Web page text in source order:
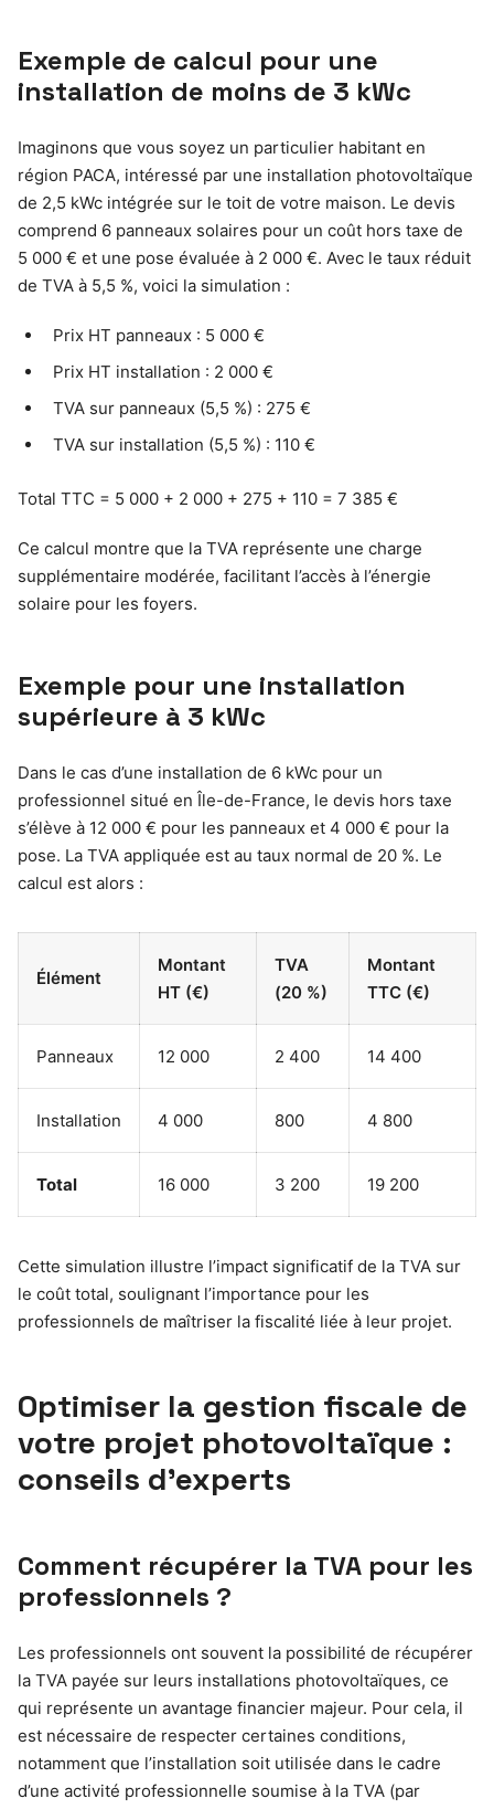
Exemple de calcul pour une
installation de moins de 3 kWc
Imaginons que vous soyez un particulier habitant en
région PACA, intéressé par une installation photovoltaïque
de 2,5 kWc intégrée sur le toit de votre maison. Le devis
comprend 6 panneaux solaires pour un coût hors taxe de
5 000 € et une pose évaluée à 2 000 €. Avec le taux réduit
de TVA à 5,5 %, voici la simulation :
Prix HT panneaux : 5 000 €
Prix HT installation : 2 000 €
TVA sur panneaux (5,5 %) : 275 €
TVA sur installation (5,5 %) : 110 €
Total TTC = 5 000 + 2 000 + 275 + 110 = 7 385 €
Ce calcul montre que la TVA représente une charge
supplémentaire modérée, facilitant l’accès à l’énergie
solaire pour les foyers.
Exemple pour une installation
supérieure à 3 kWc
Dans le cas d’une installation de 6 kWc pour un
professionnel situé en Île-de-France, le devis hors taxe
s’élève à 12 000 € pour les panneaux et 4 000 € pour la
pose. La TVA appliquée est au taux normal de 20 %. Le
calcul est alors :
Élément
Montant
HT (€)
TVA
(20 %)
Montant
TTC (€)
Panneaux 12 000 2 400 14 400
Installation 4 000 800 4 800
Total 16 000 3 200 19 200
Cette simulation illustre l’impact significatif de la TVA sur
le coût total, soulignant l’importance pour les
professionnels de maîtriser la fiscalité liée à leur projet.
Optimiser la gestion fiscale de
votre projet photovoltaïque :
conseils d’experts
Comment récupérer la TVA pour les
professionnels ?
Les professionnels ont souvent la possibilité de récupérer
la TVA payée sur leurs installations photovoltaïques, ce
qui représente un avantage financier majeur. Pour cela, il
est nécessaire de respecter certaines conditions,
notamment que l’installation soit utilisée dans le cadre
d’une activité professionnelle soumise à la TVA (par